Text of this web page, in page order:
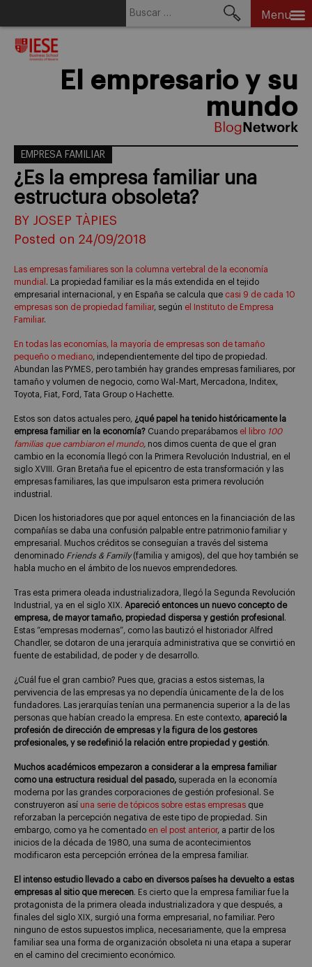
Menu
El empresario y su
mundo
EMPRESA FAMILIAR
¿Es la empresa familiar una
estructura obsoleta?
BY JOSEP TÀPIES
Posted on 24/09/2018
Las empresas familiares son la columna vertebral de la economía
mundial . La propiedad familiar es la más extendida en el tejido
empresarial internacional, y en España se calcula que casi 9 de cada 10
empresas son de propiedad familiar, según el Instituto de Empresa
Familiar.
En todas las economías, la mayoría de empresas son de tamaño
pequeño o mediano, independientemente del tipo de propiedad.
Abundan las PYMES, pero también hay grandes empresas familiares, por
tamaño y volumen de negocio, como Wal-Mart, Mercadona, Inditex,
Toyota, Fiat, Ford, Tata Group o Hachette.
Estos son datos actuales pero, ¿qué papel ha tenido históricamente la
empresa familiar en la economía? Cuando preparábamos el libro 100
familias que cambiaron el mundo, nos dimos cuenta de que el gran
cambio en la economía llegó con la Primera Revolución Industrial, en el
siglo XVIII. Gran Bretaña fue el epicentro de esta transformación y las
empresas familiares, las que impulsaron esta primera revolución
industrial.
Dicen los historiadores que por aquel entonces en la financiación de las
compañías se daba una confusión palpable entre patrimonio familiar y
empresarial. Muchos créditos se conseguían a través del sistema
denominado Friends & Family(familia y amigos), del que hoy también se
habla mucho en el ámbito de los nuevos emprendedores.
Tras esta primera oleada industrializadora, llegó la Segunda Revolución
Industrial, ya en el siglo XIX. Apareció entonces un nuevo concepto de
empresa, de mayor tamaño, propiedad dispersa y gestión profesional .
Estas “empresas modernas”, como las bautizó el historiador Alfred
Chandler, se dotaron de una jerarquía administrativa que se convirtió en
fuente de estabilidad, de poder y de desarrollo.
¿Cuál fue el gran cambio? Pues que, gracias a estos sistemas, la
pervivencia de las empresas ya no dependía únicamente de la de los
fundadores. Las jerarquías tenían una permanencia superior a la de las
personas que habían creado la empresa. En este contexto, apareció la
profesión de dirección de empresas y la figura de los gestores
profesionales, y se redefinió la relación entre propiedad y gestión.
Muchos académicos empezaron a considerar a la empresa familiar
como una estructura residual del pasado, superada en la economía
moderna por las grandes corporaciones de gestión profesional. Se
construyeron así una serie de tópicos sobre estas empresas que
reforzaban la percepción negativa de este tipo de propiedad. Sin
embargo, como ya he comentado en el post anterior, a partir de los
inicios de la década de 1980, una suma de acontecimientos
modificaron esta percepción errónea de la empresa familiar.
El intenso estudio llevado a cabo en diversos países ha devuelto a estas
empresas al sitio que merecen. Es cierto que la empresa familiar fue la
protagonista de la primera oleada industrializadora y que después, a
finales del siglo XIX, surgió una forma empresarial, no familiar. Pero
ninguno de estos supuestos implica, necesariamente, que la empresa
familiar sea una forma de organización obsoleta ni una etapa a superar
en el camino del crecimiento económico.